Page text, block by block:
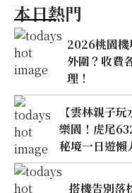
本日熱門
2026桃園機
外圍？收費
理！
【雲林親子
樂園！虎尾
秘境一日遊懶
搭機告別落